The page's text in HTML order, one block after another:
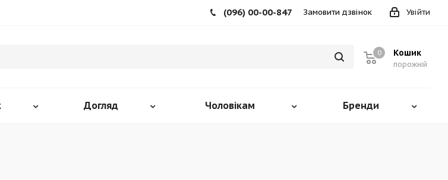
Увійти
(096) 00-00-847 Замовити дзвінок
Кошик
порожній
0
Догляд Чоловікам Бренди